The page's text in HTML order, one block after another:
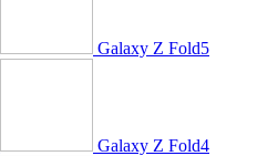
Galaxy Z Fold5
Galaxy Z Fold4